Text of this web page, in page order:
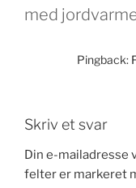
med
Pingback:
Skriv et svar
Din e-mailadresse
felter er markeret